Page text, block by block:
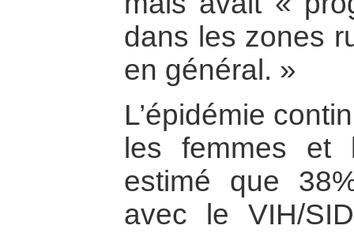
dans les zones
en général. »
L’épidémie
les femmes
estimé que
avec le VIH/